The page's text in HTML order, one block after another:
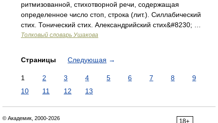
ритмизованной, стихотворной речи, содержащая
определенное число стоп, строка (лит.). Силлабический
стих. Тонический стих. Александрийский стих&#8230; …
Толковый словарь Ушакова
Страницы Следующая →
1 2 3 4 5 6 7 8
9
10
11 12 13
18+
© Академик, 2000-2026